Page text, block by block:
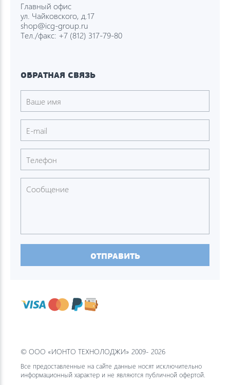
Главный офис
ул. Чайковского, д.17
shop@icg-group.ru
Тел./факс: +7 (812) 317-79-80
ОБРАТНАЯ СВЯЗЬ
ОТПРАВИТЬ
© ООО «ИОНТО ТЕХНОЛОДЖИ» 2009- 2026
Все предоставленные на сайте данные носят исключительно
информационный характер и не являются публичной офертой.